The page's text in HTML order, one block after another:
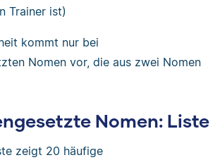
Trainer ist)
kommt nur bei
Nomen vor, die aus zwei Nomen
Nomen: Liste
zeigt 20 häufige